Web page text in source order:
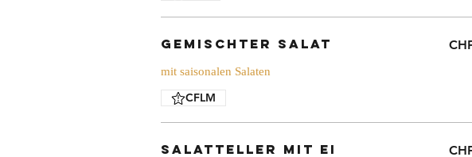
Gemischter Salat
mit saisonalen Salaten
CFLM
Salatteller mit Ei